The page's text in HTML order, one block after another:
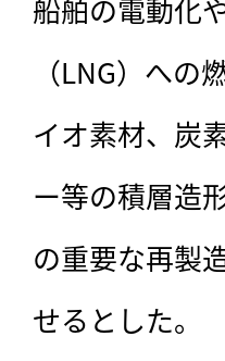
船舶の電動化
（LNG）へ
イオ素材、炭
ー等の積層造
の重要な再製
せるとした。